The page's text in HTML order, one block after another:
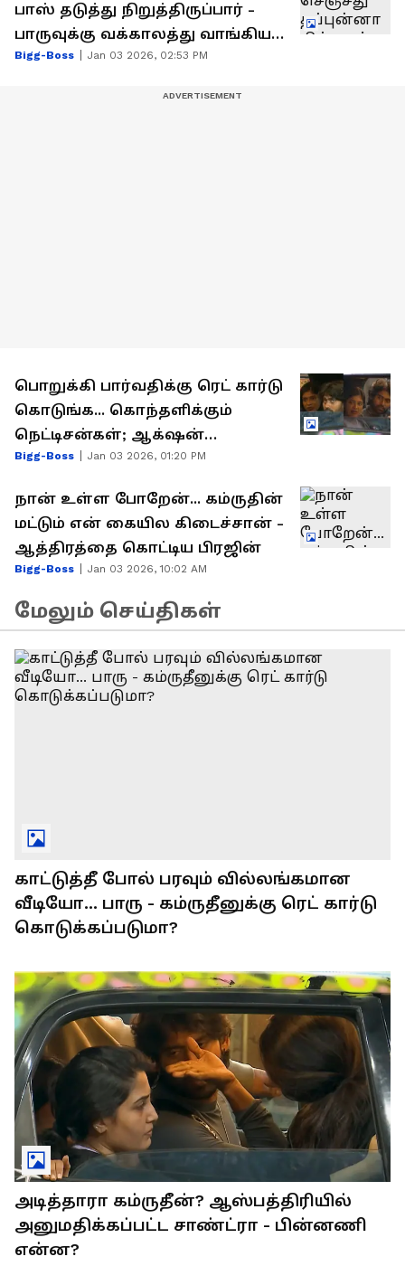
பாஸ் தடுத்து நிறுத்திருப்பார் -
பாருவுக்கு வக்காலத்து வாங்கிய
வியானா
Bigg-Boss Jan 03 2026, 02:53 PM
பொறுக்கி பார்வதிக்கு ரெட் கார்டு
கொடுங்க... கொந்தளிக்கும்
நெட்டிசன்கள்; ஆக்‌ஷன்
எடுப்பாரா விஜய் சேதுபதி?
Bigg-Boss Jan 03 2026, 01:20 PM
நான் உள்ள போறேன்... கம்ருதின்
மட்டும் என் கையில கிடைச்சான் -
ஆத்திரத்தை கொட்டிய பிரஜின்
Bigg-Boss Jan 03 2026, 10:02 AM
மேலும் செய்திகள்
காட்டுத்தீ போல் பரவும் வில்லங்கமான
வீடியோ... பாரு - கம்ருதீனுக்கு ரெட் கார்டு
கொடுக்கப்படுமா?
அடித்தாரா கம்ருதீன்? ஆஸ்பத்திரியில்
அனுமதிக்கப்பட்ட சாண்ட்ரா - பின்னணி
என்ன?